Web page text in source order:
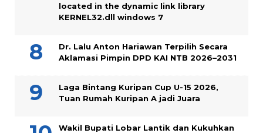
located in the dynamic link library
KERNEL32.dll windows 7
Dr. Lalu Anton Hariawan Terpilih Secara
Aklamasi Pimpin DPD KAI NTB 2026–2031
Laga Bintang Kuripan Cup U-15 2026,
Tuan Rumah Kuripan A jadi Juara
Wakil Bupati Lobar Lantik dan Kukuhkan